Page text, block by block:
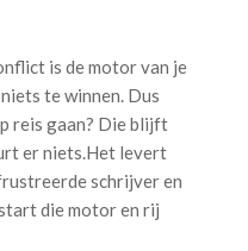
is de motor van je
te winnen. Dus
reis gaan? Die blijft
er niets.Het levert
schrijver en
die motor en rij